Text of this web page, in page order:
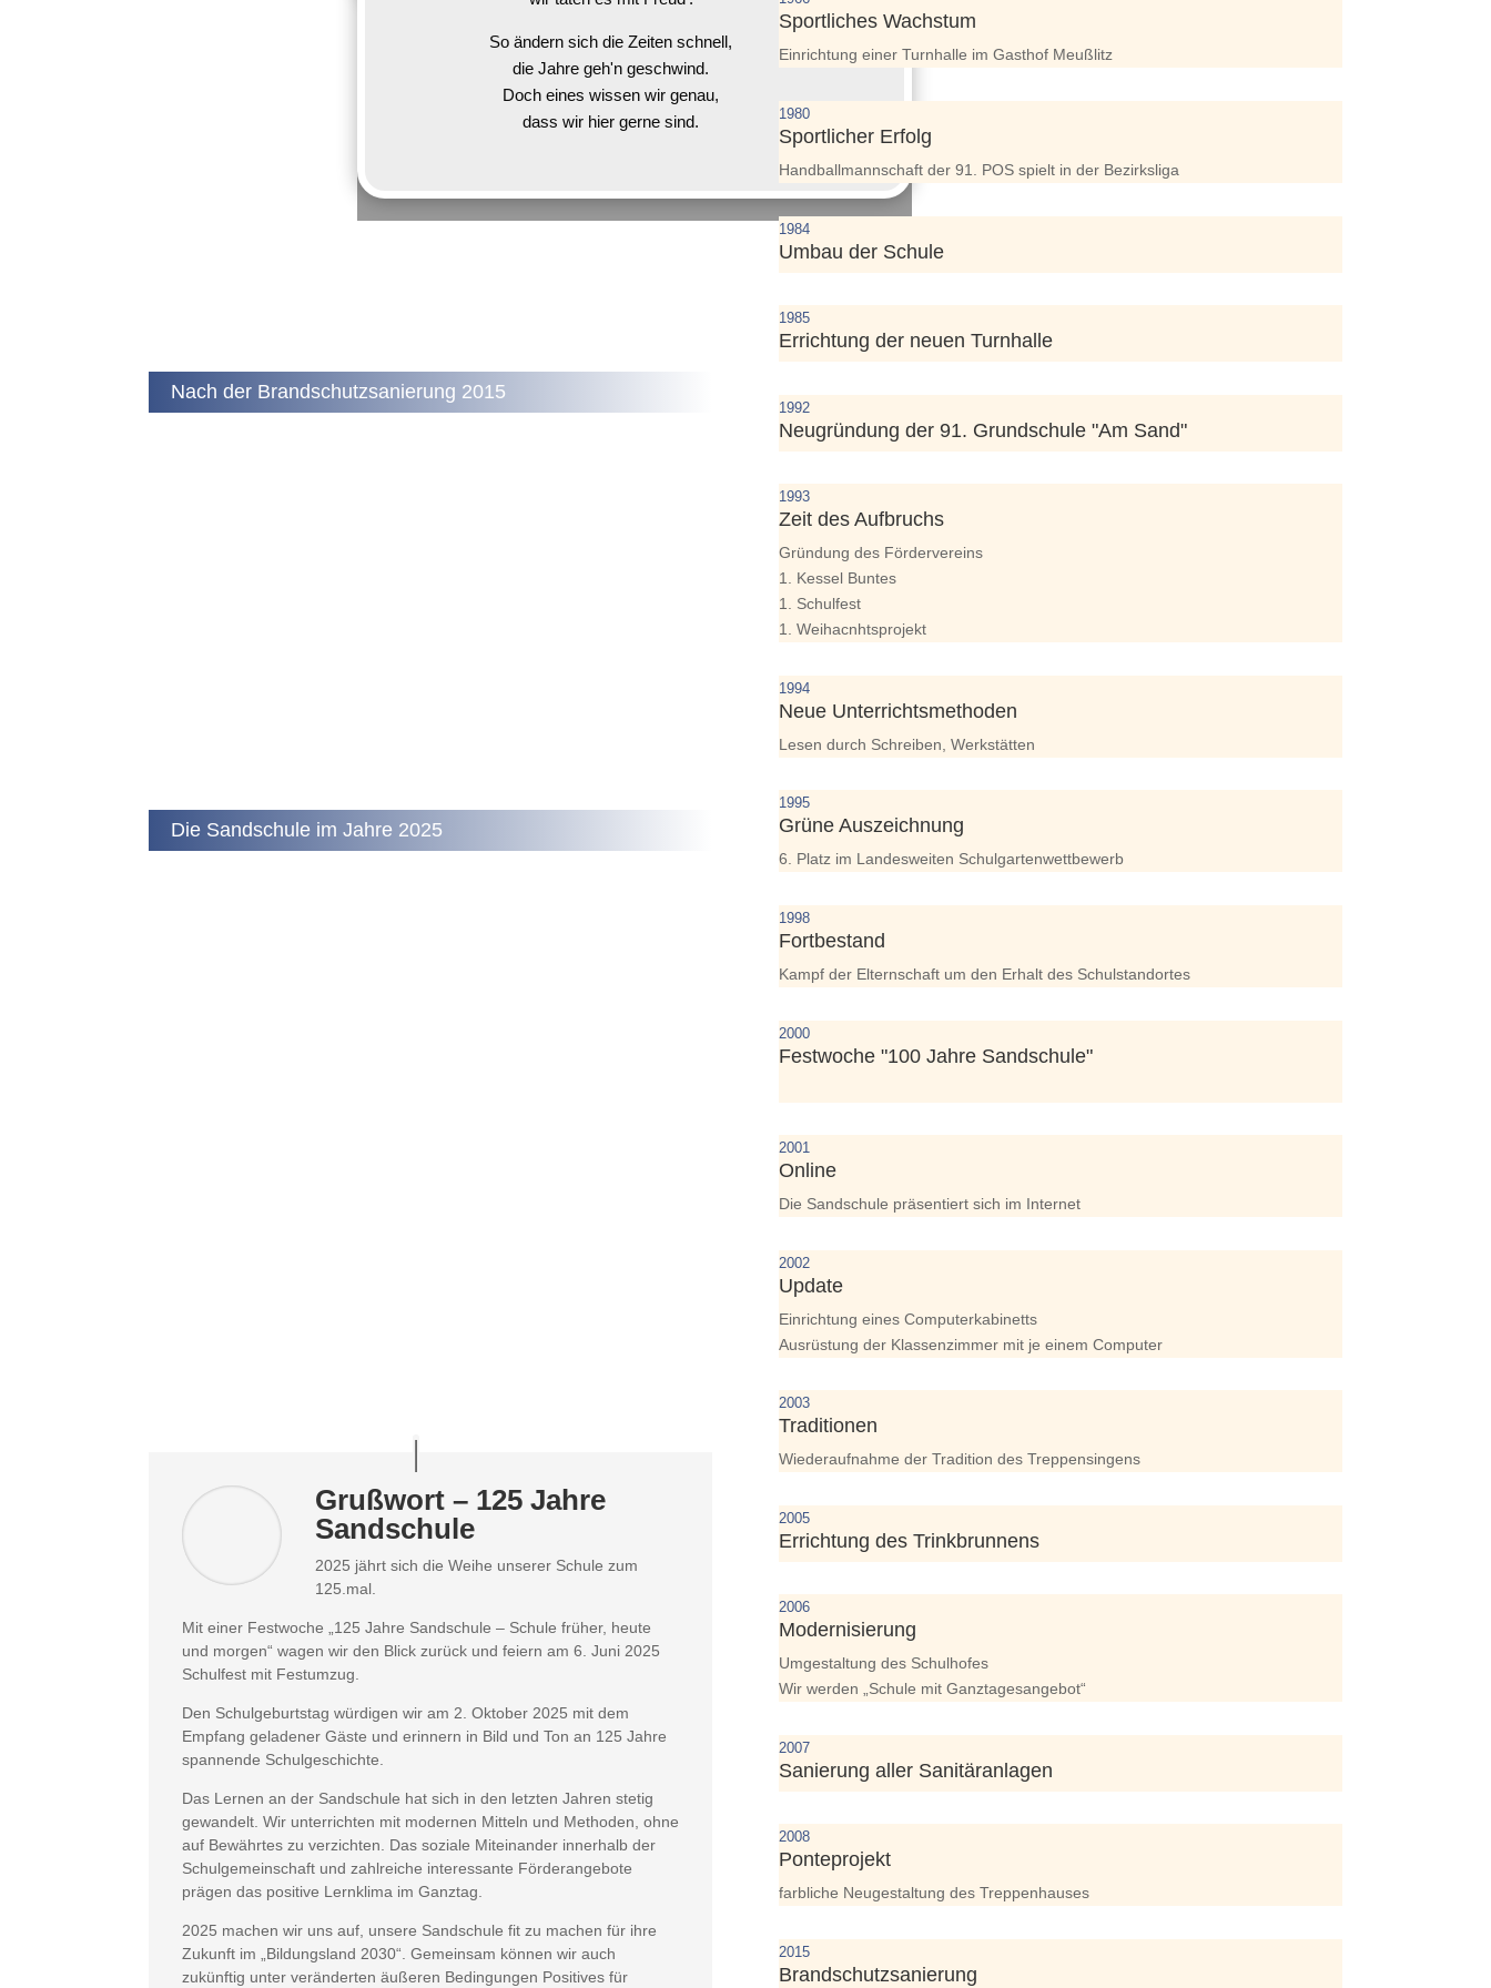
So ändern sich die Zeiten schnell,
die Jahre geh'n geschwind.
Doch eines wissen wir genau,
dass wir hier gerne sind.
Nach der Brandschutzsanierung 2015
Die Sandschule im Jahre 2025
Grußwort – 125 Jahre
Sandschule
2025 jährt sich die Weihe unserer Schule zum
125.mal.
Mit einer Festwoche „125 Jahre Sandschule – Schule früher, heute
und morgen“ wagen wir den Blick zurück und feiern am 6. Juni 2025
Schulfest mit Festumzug.
Den Schulgeburtstag würdigen wir am 2. Oktober 2025 mit dem
Empfang geladener Gäste und erinnern in Bild und Ton an 125 Jahre
spannende Schulgeschichte.
Das Lernen an der Sandschule hat sich in den letzten Jahren stetig
gewandelt. Wir unterrichten mit modernen Mitteln und Methoden, ohne
auf Bewährtes zu verzichten. Das soziale Miteinander innerhalb der
Schulgemeinschaft und zahlreiche interessante Förderangebote
prägen das positive Lernklima im Ganztag.
2025 machen wir uns auf, unsere Sandschule fit zu machen für ihre
Zukunft im „Bildungsland 2030“. Gemeinsam können wir auch
zukünftig unter veränderten äußeren Bedingungen Positives für
Sportliches Wachstum
Einrichtung einer Turnhalle im Gasthof Meußlitz
1980
Sportlicher Erfolg
Handballmannschaft der 91. POS spielt in der Bezirksliga
1984
Umbau der Schule
1985
Errichtung der neuen Turnhalle
1992
Neugründung der 91. Grundschule "Am Sand"
1993
Zeit des Aufbruchs
Gründung des Fördervereins
1. Kessel Buntes
1. Schulfest
1. Weihacnhtsprojekt
1994
Neue Unterrichtsmethoden
Lesen durch Schreiben, Werkstätten
1995
Grüne Auszeichnung
6. Platz im Landesweiten Schulgartenwettbewerb
1998
Fortbestand
Kampf der Elternschaft um den Erhalt des Schulstandortes
2000
Festwoche "100 Jahre Sandschule"
2001
Online
Die Sandschule präsentiert sich im Internet
2002
Update
Einrichtung eines Computerkabinetts
Ausrüstung der Klassenzimmer mit je einem Computer
2003
Traditionen
Wiederaufnahme der Tradition des Treppensingens
2005
Errichtung des Trinkbrunnens
2006
Modernisierung
Umgestaltung des Schulhofes
Wir werden „Schule mit Ganztagesangebot“
2007
Sanierung aller Sanitäranlagen
2008
Ponteprojekt
farbliche Neugestaltung des Treppenhauses
2015
Brandschutzsanierung